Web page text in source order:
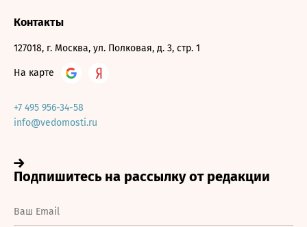
Контакты
127018, г. Москва, ул. Полковая, д. 3, стр. 1
На карте
+7 495 956-34-58
info@vedomosti.ru